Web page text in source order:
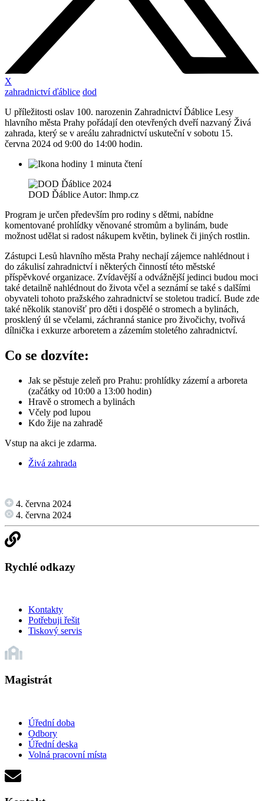
X
zahradnictví ďáblice dod
U příležitosti oslav 100. narozenin Zahradnictví Ďáblice Lesy
hlavního města Prahy pořádají den otevřených dveří nazvaný Živá
zahrada, který se v areálu zahradnictví uskuteční v sobotu 15.
června 2024 od 9:00 do 14:00 hodin.
1 minuta čtení
DOD Ďáblice Autor: lhmp.cz
Program je určen především pro rodiny s dětmi, nabídne
komentované prohlídky věnované stromům a bylinám, bude
možnost udělat si radost nákupem květin, bylinek či jiných rostlin.
Zástupci Lesů hlavního města Prahy nechají zájemce nahlédnout i
do zákulisí zahradnictví i některých činností této městské
příspěvkové organizace. Zvídavější a odvážnější jedinci budou moci
také detailně nahlédnout do života včel a seznámí se také s dalšími
obyvateli tohoto pražského zahradnictví se stoletou tradicí. Bude zde
také několik stanovišť pro děti i dospělé o stromech a bylinách,
prosklený úl se včelami, záchranná stanice pro živočichy, tvořivá
dílnička i exkurze arboretem a zázemím stoletého zahradnictví.
Co se dozvíte:
Jak se pěstuje zeleň pro Prahu: prohlídky zázemí a arboreta
(začátky od 10:00 a 13:00 hodin)
Hravě o stromech a bylinách
Včely pod lupou
Kdo žije na zahradě
Vstup na akci je zdarma.
Živá zahrada
4. června 2024
4. června 2024
Rychlé odkazy
Kontakty
Potřebuji řešit
Tiskový servis
Magistrát
Úřední doba
Odbory
Úřední deska
Volná pracovní místa